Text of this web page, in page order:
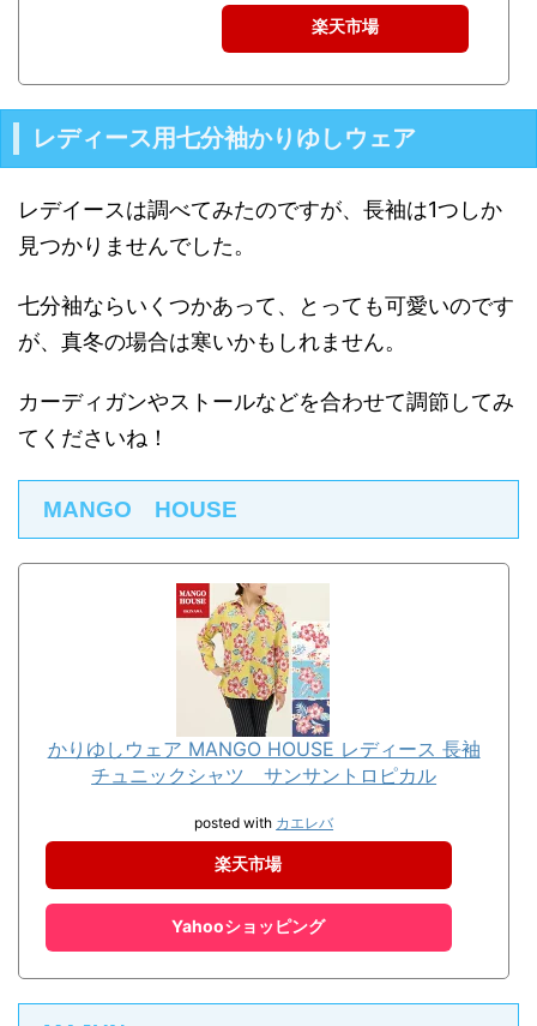
楽天市場
レディース用七分袖かりゆしウェア
レデイースは調べてみたのですが、長袖は1つしか
見つかりませんでした。
七分袖ならいくつかあって、とっても可愛いのです
が、真冬の場合は寒いかもしれません。
カーディガンやストールなどを合わせて調節してみ
てくださいね！
MANGO HOUSE
かりゆしウェア MANGO HOUSE レディース 長袖
チュニックシャツ サンサントロピカル
posted with カエレバ
楽天市場
Yahooショッピング